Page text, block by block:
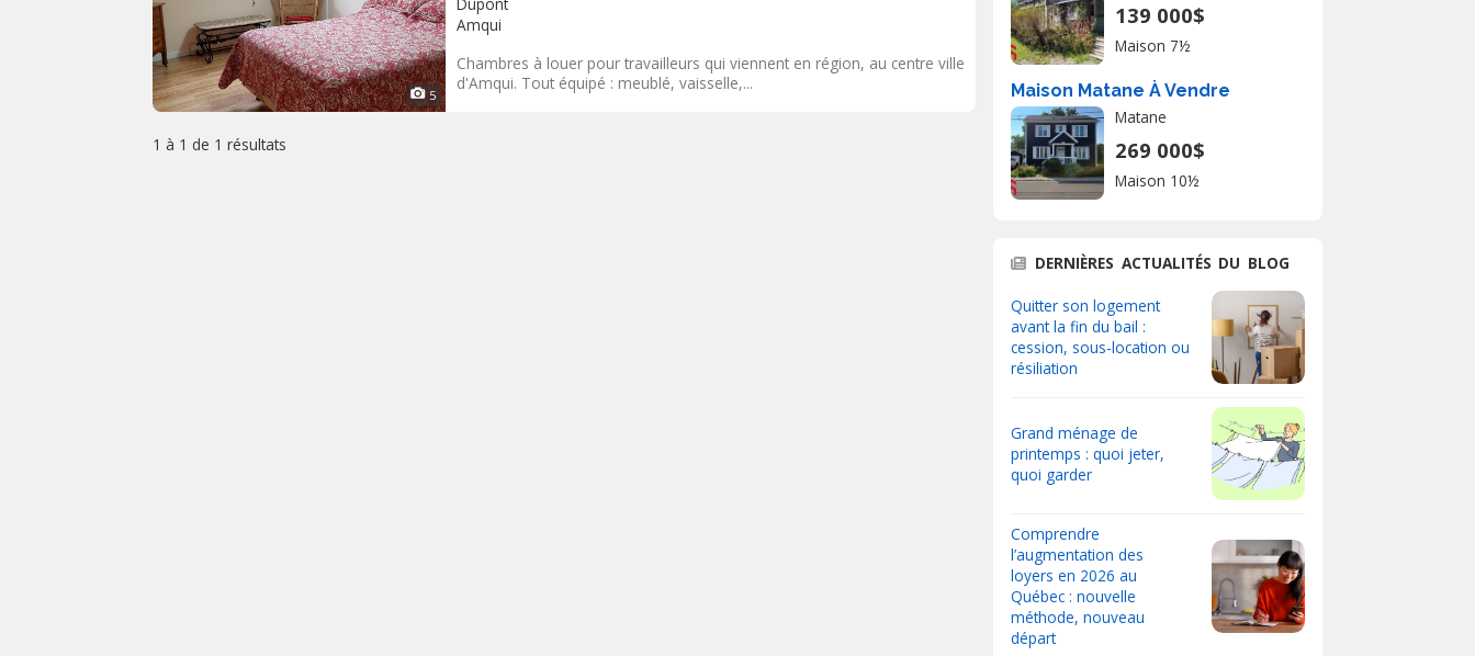
5
Dupont
Amqui
Chambres à louer pour travailleurs qui viennent en région, au centre ville
d'Amqui. Tout équipé : meublé, vaisselle,...
1 à 1 de 1 résultats
139 000$
Maison 7½
Maison Matane À Vendre
Matane
269 000$
Maison 10½
DERNIÈRES ACTUALITÉS DU BLOG
Quitter son logement
avant la fin du bail :
cession, sous-location ou
résiliation
Grand ménage de
printemps : quoi jeter,
quoi garder
Comprendre
l’augmentation des
loyers en 2026 au
Québec : nouvelle
méthode, nouveau
départ